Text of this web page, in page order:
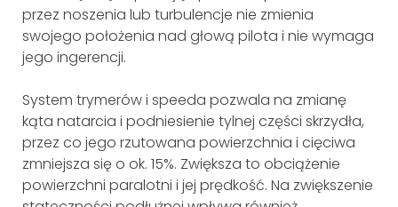
przez noszenia lub turbulencje nie zmienia
swojego położenia nad głową pilota i nie wymaga
jego ingerencji.
System trymerów i speeda pozwala na zmianę
kąta natarcia i podniesienie tylnej części skrzydła,
przez co jego rzutowana powierzchnia i cięciwa
zmniejsza się o ok. 15%. Zwiększa to obciążenie
powierzchni paralotni i jej prędkość. Na zwiększenie